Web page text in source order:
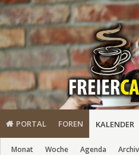
PORTAL FOREN KALENDER
Monat Woche Agenda Archiv